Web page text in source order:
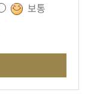
보통